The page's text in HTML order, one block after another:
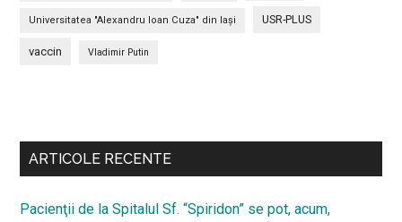
Universitatea "Alexandru Ioan Cuza" din Iaşi USR-PLUS
vaccin Vladimir Putin
secundara
ARTICOLE RECENTE
Pacienţii de la Spitalul Sf. “Spiridon” se pot, acum,